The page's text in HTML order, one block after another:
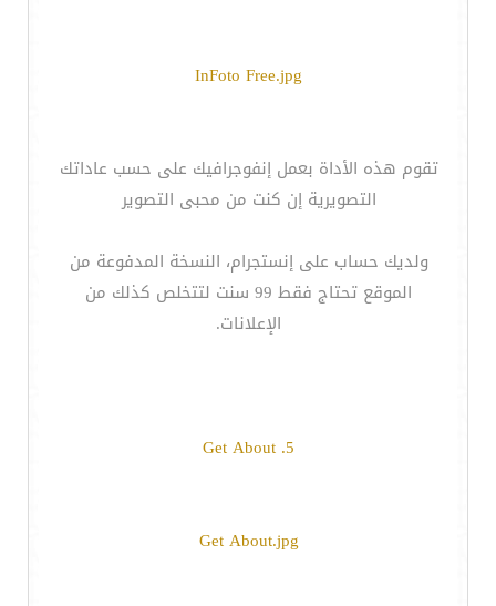
InFoto Free.jpg
تقوم هذه الأداة بعمل إنفوجرافيك على حسب عاداتك
التصويرية إن كنت من محبى التصوير
ولديك حساب على إنستجرام، النسخة المدفوعة من
الموقع تحتاج فقط 99 سنت لتتخلص كذلك من
الإعلانات.
5. Get About
Get About.jpg